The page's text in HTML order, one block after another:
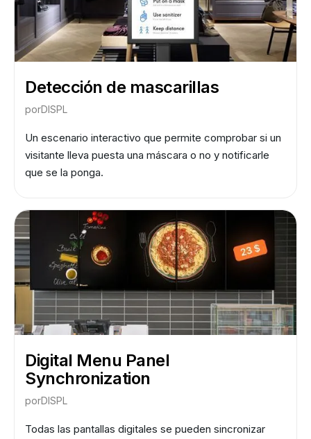
Detección de mascarillas
porDISPL
Un escenario interactivo que permite comprobar si un
visitante lleva puesta una máscara o no y notificarle
que se la ponga.
Digital Menu Panel
Synchronization
porDISPL
Todas las pantallas digitales se pueden sincronizar